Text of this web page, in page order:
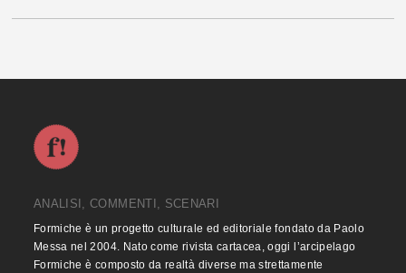
ANALISI, COMMENTI, SCENARI
Formiche è un progetto culturale ed editoriale fondato da Paolo
Messa nel 2004. Nato come rivista cartacea, oggi l’arcipelago
Formiche è composto da realtà diverse ma strettamente